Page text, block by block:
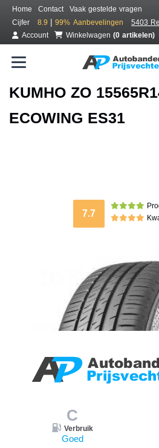
Home Contact
Vaak gestelde vragen
Cijfer
8.9 | 99% Aanbevelingen
5403
Account
Winkelwagen (0 artikelen)
KUMHO ZO
ECOWING ES31
7.7
C
Verbruik
Goed